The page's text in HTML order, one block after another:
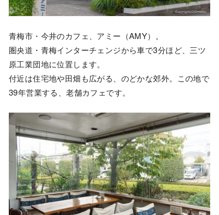
青梅市・今井のカフェ、アミー（AMY）。
圏央道・青梅インターチェンジから車で3分ほど、三ツ
原工業団地に位置します。
付近は住宅地や田畑も広がる、のどかな郊外。この地で
39年営業する、老舗カフェです。